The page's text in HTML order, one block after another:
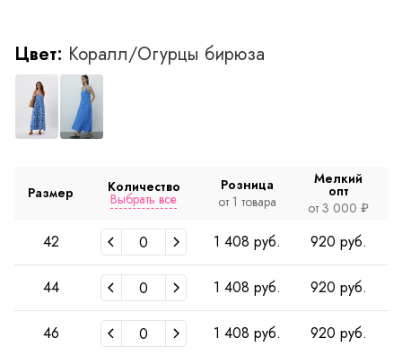
Цвет: Коралл/Огурцы бирюза
Размер Количество
Выбрать все
Розница
от 1 товара
Мелкий
опт
от 3 000 ₽
42 1 408 руб. 920 руб.
44 1 408 руб. 920 руб.
46 1 408 руб. 920 руб.